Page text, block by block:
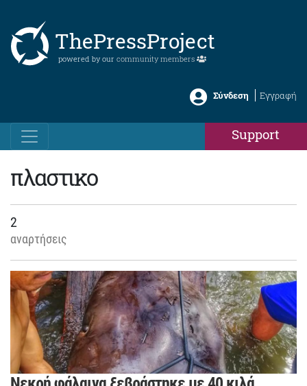
ThePressProject
powered by our community members
Σύνδεση Εγγραφή
Support
πλαστικο
2
αναρτήσεις